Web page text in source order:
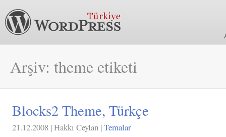
Arşiv: theme etiketi
Blocks2 Theme, Türkçe
21.12.2008 | Hakkı Ceylan |Temalar